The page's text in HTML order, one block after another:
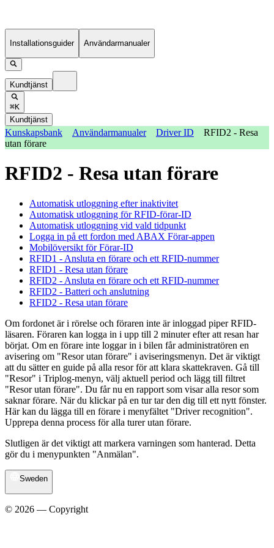
Installationsguider Användarmanualer
Kundtjänst
⌘K
Kundtjänst
Kunskapsbank Användarmanualer Driver ID
RFID2 - Resa
utan förare
RFID2 - Resa utan förare
Automatisk utloggning efter inaktivitet
Automatisk utloggning för RFID-förar-ID
Automatisk utloggning vid vald tidpunkt
Logga in på ett fordon med ABAX Förar-appen
Mobilöversikt för Förar-ID
RFID1 - Ansluta en förare och ett RFID-nummer
RFID1 - Resa utan förare
RFID2 - Ansluta en förare och ett RFID-nummer
RFID2 - Batteri och anslutning
RFID2 - Resa utan förare
Om fordonet är i rörelse och föraren inte är inloggad piper RFID-
läsaren. Föraren kan logga in i upp till 2 minuter efter att resan har
börjat. Om en förare inte loggar in i bilen får administratören en
avisering om "Resor utan förare" i aviseringsmenyn. Det är viktigt
att du sätter en guide på alla resor för att klara skattekraven. Gå till
"Resor" i Triplog-menyn, välj aktuell period och lägg till filtret
"Resor utan förare". Du får nu en rapport som visar alla resor som
saknar förare. När du klickar på en tur tar den dig till ett nytt fönster.
Här kan du lägga till en förare i menyfältet "Driver recognition".
Upprepa denna process för alla turer utan förare.
Slutligen är det viktigt att markera varningen som hanterad. Detta
gör du i menypunkten "Anmälan".
Sweden
© 2026 — Copyright